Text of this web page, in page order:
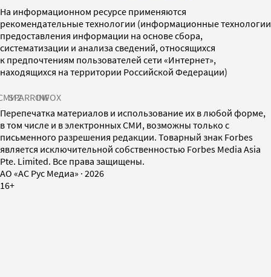
На информационном ресурсе применяются
рекомендательные технологии (информационные технологии
предоставления информации на основе сбора,
систематизации и анализа сведений, относящихся
к предпочтениям пользователей сети «Интернет»,
находящихся на территории Российской Федерации)
SPARROWINFOX
Перепечатка материалов и использование их в любой форме,
в том числе и в электронных СМИ, возможны только с
письменного разрешения редакции. Товарный знак Forbes
является исключительной собственностью Forbes Media Asia
Pte. Limited. Все права защищены.
AO «АС Рус Медиа» · 2026
16+